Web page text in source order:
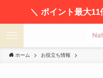
＼ ポイント最大11
ホーム お役立ち情報